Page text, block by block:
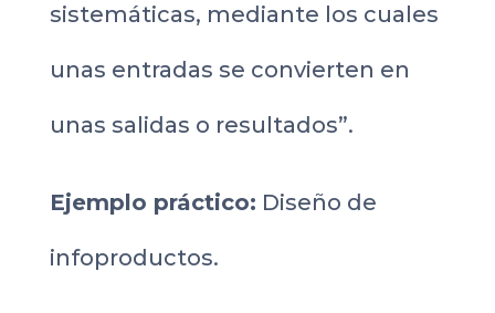
sistemáticas, mediante los cuales
unas entradas se convierten en
unas salidas o resultados”.
Ejemplo práctico: Diseño de
infoproductos.